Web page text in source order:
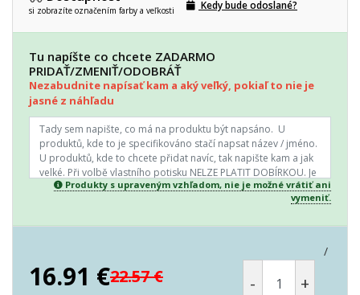
si zobrazíte označením farby a veľkosti Kedy bude odoslané?
Tu napíšte co chcete ZADARMO
PRIDAŤ/ZMENIŤ/ODOBRÁŤ
Nezabudnite napísať kam a aký veľký, pokiaľ to nie je
jasné z náhľadu
Produkty s upraveným vzhľadom, nie je možné vrátiť ani
vymeniť.
/
16.91 €22.57€ - +